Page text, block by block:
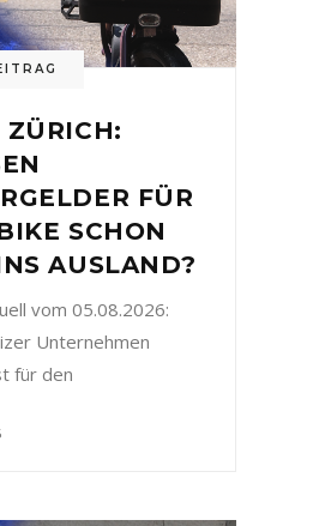
ZÜRICH:
FÜR
SCHON
AUSLAND?
vom 05.08.2026:
Unternehmen
für den